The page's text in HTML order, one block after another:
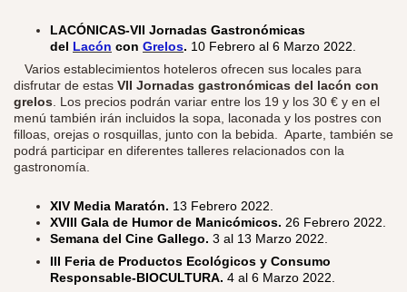
LACÓNICAS-VII Jornadas Gastronómicas
del Lacón con Grelos. 10 Febrero al 6 Marzo 2022.
Varios establecimientos hoteleros ofrecen sus locales para
disfrutar de estas VII Jornadas gastronómicas del lacón con
grelos. Los precios podrán variar entre los 19 y los 30 € y en el
menú también irán incluidos la sopa, laconada y los postres con
filloas, orejas o rosquillas, junto con la bebida. Aparte, también se
podrá participar en diferentes talleres relacionados con la
gastronomía.
XIV Media Maratón. 13 Febrero 2022.
XVIII Gala de Humor de Manicómicos. 26 Febrero 2022.
Semana del Cine Gallego. 3 al 13 Marzo 2022.
III Feria de Productos Ecológicos y Consumo
Responsable-BIOCULTURA. 4 al 6 Marzo 2022.